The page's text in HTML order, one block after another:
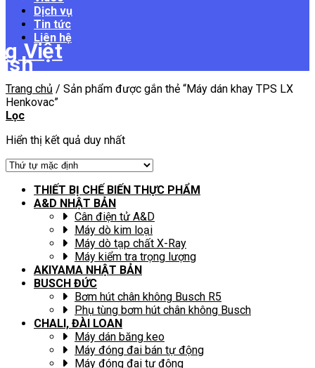
Dịch vụ
Tin tức
Liên hệ
Trang chủ / Sản phẩm được gắn thẻ “Máy dán khay TPS LX
Henkovac”
Lọc
Hiển thị kết quả duy nhất
THIẾT BỊ CHẾ BIẾN THỰC PHẨM
A&D NHẬT BẢN
Cân điện tử A&D
Máy dò kim loại
Máy dò tạp chất X-Ray
Máy kiểm tra trọng lượng
AKIYAMA NHẬT BẢN
BUSCH ĐỨC
Bơm hút chân không Busch R5
Phụ tùng bơm hút chân không Busch
CHALI, ĐÀI LOAN
Máy dán băng keo
Máy đóng đai bán tự động
Máy đóng đai tự động